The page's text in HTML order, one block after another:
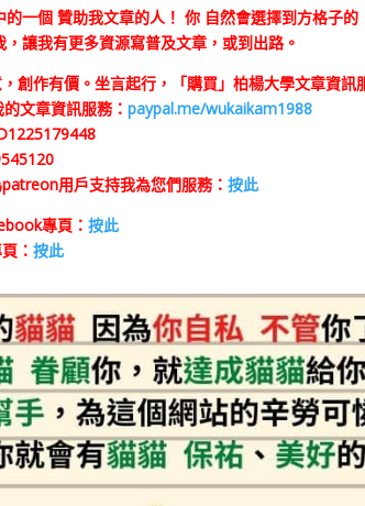
的一個 贊助我文章的人！ 你 自然會選擇到方格子的
，讓我有更多資源寫普及文章，或到出路。
創作有價。坐言起行，「購買」柏楊大學文章資訊
文章資訊服務：paypal.me/wukaikam1988
用戶支持我為您們服務：按此
專頁：按此
：按此